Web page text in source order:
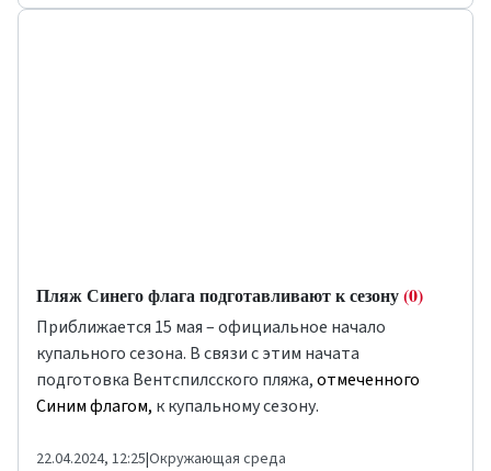
​​​​​​​Пляж Синего флага подготавливают к сезону(0)
Приближается 15 мая – официальное начало
купального сезона. В связи с этим начата
подготовка Вентспилсского пляжа,отмеченного
Синим флагом, к купальному сезону.
22.04.2024, 12:25|Окружающая среда